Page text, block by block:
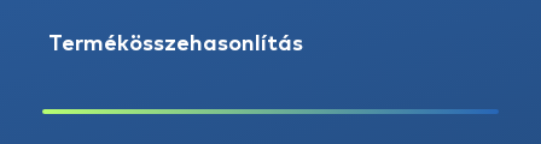
Termékösszehasonlítás